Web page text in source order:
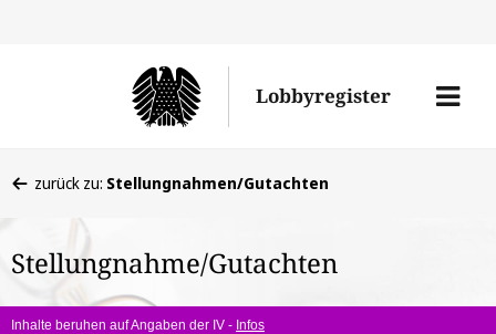
Lobbyregister
Menü
befinden
hier:
zurück zu: Stellungnahmen/Gutachten
Stellungnahme/Gutachten
Inhalte beruhen auf Angaben der IV - Infos